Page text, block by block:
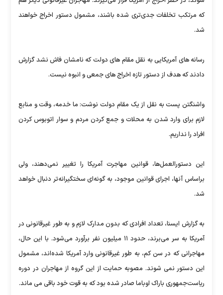
که مرتکب تخلفات جدی‌تری شده باشند، مشمول دستور اخراج‌ خواهند
شد.
رسانه های آمریکایی به نقل مقام های دولت که نامشان فاش نشد گزارش
دادند که هدف از دستور تازه اخراج های جمعی و انبوه نیست.
واشنگتن پست به نقل از یک مقام دولت نوشت: ما خدمه، وقت و منابع
لازم برای وارد شدن به محلات و جمع کردن مردم و سوار اتوبوس کردن
افراد را نداریم.
این دستورالعمل‌ها، قوانین مهاجرت آمریکا را تغییر نمی‌دهند، ولی
براساس آنها، اجرای قوانین موجود، به گونه‌ای سختگیرانه‌تر دنبال خواهد
شد.
به گزارش ایسنا، تعداد افرادی که بدون مدارک لازم و به طور غیرقانونی در
آمریکا به سر می‌برند، حدود ۱۱ میلیون نفر برآورد می‌شود. با این حال،
مهاجرانی که در سن کم، به طور غیرقانونی وارد آمریکا شده‌اند، مشمول
این دستور نمی شوند. مصوبه حمایت از این گروه از مهاجران در دوره
ریاست‌جمهوری باراک اوباما صادر شده بود که به قوت خود باقی می ماند.